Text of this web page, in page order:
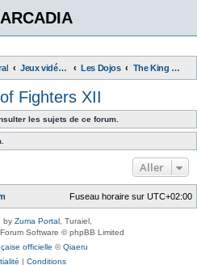
Jeux vidéo d'arcade Les Dojos The King of Fighters XII
Fighters XII
les sujets de ce forum.
Aller
Fuseau horaire sur UTC+02:00
by Zuma Portal , Turaiel,
Software © phpBB Limited
officielle ©Qiaeru
| Conditions